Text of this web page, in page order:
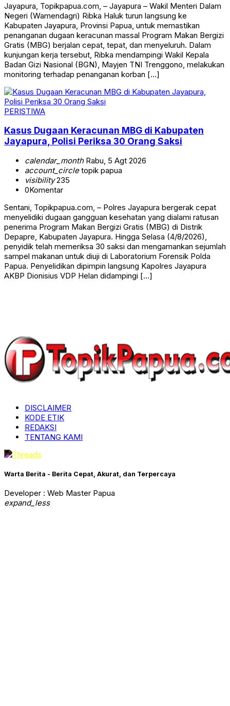
Jayapura, Topikpapua.com, – Jayapura – Wakil Menteri Dalam
Negeri (Wamendagri) Ribka Haluk turun langsung ke
Kabupaten Jayapura, Provinsi Papua, untuk memastikan
penanganan dugaan keracunan massal Program Makan Bergizi
Gratis (MBG) berjalan cepat, tepat, dan menyeluruh. Dalam
kunjungan kerja tersebut, Ribka mendampingi Wakil Kepala
Badan Gizi Nasional (BGN), Mayjen TNI Trenggono, melakukan
monitoring terhadap penanganan korban […]
PERISTIWA
Kasus Dugaan Keracunan MBG di Kabupaten
Jayapura, Polisi Periksa 30 Orang Saksi
calendar_monthRabu, 5 Agt 2026
account_circletopik papua
visibility235
0Komentar
Sentani, Topikpapua.com, – Polres Jayapura bergerak cepat
menyelidiki dugaan gangguan kesehatan yang dialami ratusan
penerima Program Makan Bergizi Gratis (MBG) di Distrik
Depapre, Kabupaten Jayapura. Hingga Selasa (4/8/2026),
penyidik telah memeriksa 30 saksi dan mengamankan sejumlah
sampel makanan untuk diuji di Laboratorium Forensik Polda
Papua. Penyelidikan dipimpin langsung Kapolres Jayapura
AKBP Dionisius VDP Helan didampingi […]
DISCLAIMER
KODE ETIK
REDAKSI
TENTANG KAMI
Warta Berita - Berita Cepat, Akurat, dan Terpercaya
Developer : Web Master Papua
expand_less